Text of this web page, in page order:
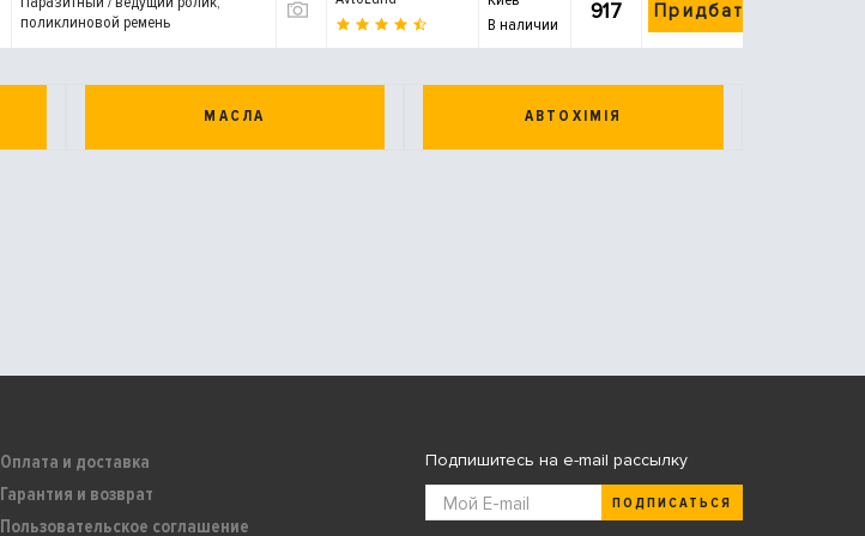
поликлиновой ремень
В наличии
917 Придбати
МАСЛА АВТОХІМІЯ
Оплата и доставка
Гарантия и возврат
Пользовательское соглашение
Подпишитесь на e-mail рассылку
ПОДПИСАТЬСЯ